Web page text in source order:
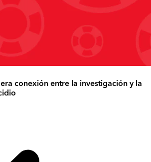
conexión entre la investigación y la